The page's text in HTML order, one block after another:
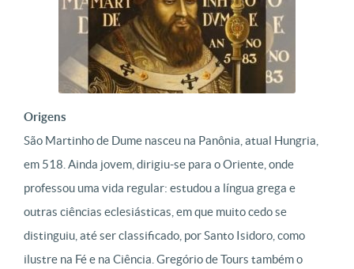
Origens
São Martinho de Dume nasceu na Panônia, atual Hungria,
em 518. Ainda jovem, dirigiu-se para o Oriente, onde
professou uma vida regular: estudou a língua grega e
outras ciências eclesiásticas, em que muito cedo se
distinguiu, até ser classificado, por Santo Isidoro, como
ilustre na Fé e na Ciência. Gregório de Tours também o